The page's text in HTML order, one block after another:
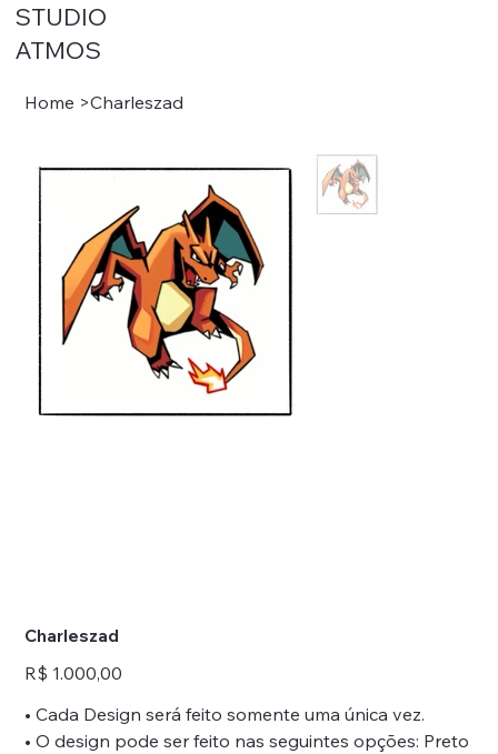
STUDIO
ATMOS
Home >Charleszad
Charleszad
Preço
R$ 1.000,00
• Cada Design será feito somente uma única vez.
• O design pode ser feito nas seguintes opções: Preto